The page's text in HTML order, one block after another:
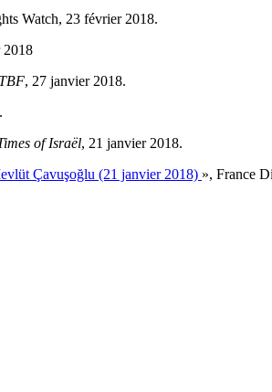
Watch, 23 février 2018.
2018
, 27 janvier 2018.
of Israël, 21 janvier 2018.
Çavuşoğlu (21 janvier 2018) », France